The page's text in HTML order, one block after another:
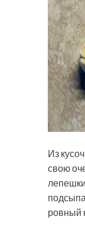
Из
свою
ровный